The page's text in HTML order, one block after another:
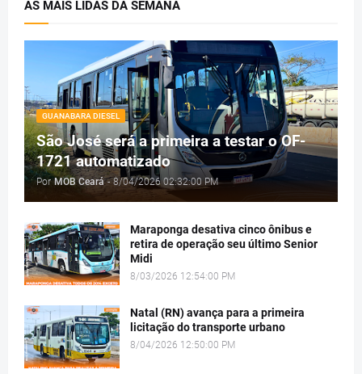
AS MAIS LIDAS DA SEMANA
GUANABARA DIESEL
São José será a primeira a testar o OF-
1721 automatizado
Por MOB Ceará - 8/04/2026 02:32:00 PM
Maraponga desativa cinco ônibus e
retira de operação seu último Senior
Midi
8/03/2026 12:54:00 PM
Natal (RN) avança para a primeira
licitação do transporte urbano
8/04/2026 12:50:00 PM